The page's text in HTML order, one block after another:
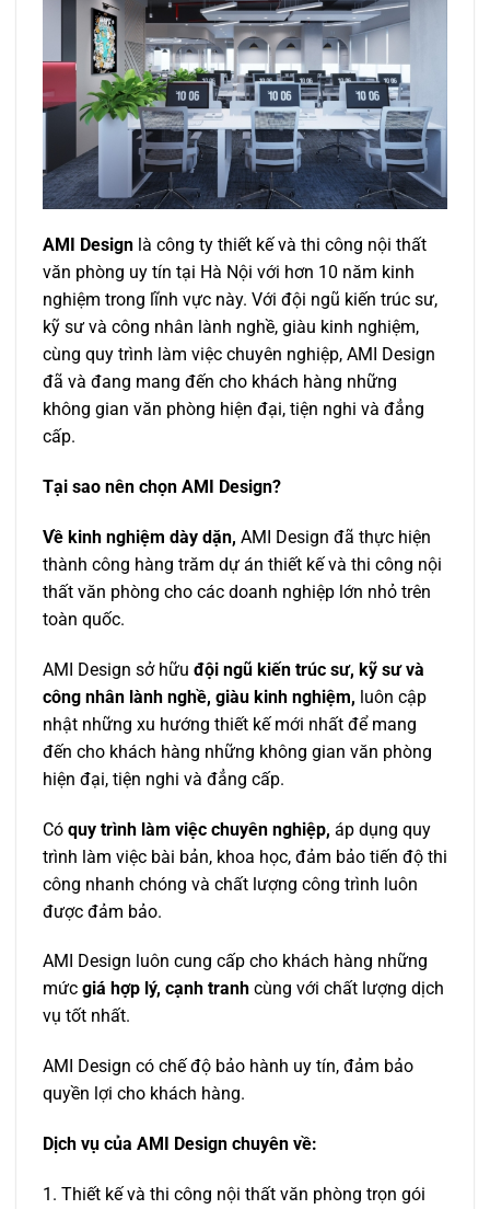
AMI Design là công ty thiết kế và thi công nội thất
văn phòng uy tín tại Hà Nội với hơn 10 năm kinh
nghiệm trong lĩnh vực này. Với đội ngũ kiến trúc sư,
kỹ sư và công nhân lành nghề, giàu kinh nghiệm,
cùng quy trình làm việc chuyên nghiệp, AMI Design
đã và đang mang đến cho khách hàng những
không gian văn phòng hiện đại, tiện nghi và đẳng
cấp.
Tại sao nên chọn AMI Design?
Về kinh nghiệm dày dặn, AMI Design đã thực hiện
thành công hàng trăm dự án thiết kế và thi công nội
thất văn phòng cho các doanh nghiệp lớn nhỏ trên
toàn quốc.
AMI Design sở hữu đội ngũ kiến trúc sư, kỹ sư và
công nhân lành nghề, giàu kinh nghiệm, luôn cập
nhật những xu hướng thiết kế mới nhất để mang
đến cho khách hàng những không gian văn phòng
hiện đại, tiện nghi và đẳng cấp.
Có quy trình làm việc chuyên nghiệp, áp dụng quy
trình làm việc bài bản, khoa học, đảm bảo tiến độ thi
công nhanh chóng và chất lượng công trình luôn
được đảm bảo.
AMI Design luôn cung cấp cho khách hàng những
mức giá hợp lý, cạnh tranh cùng với chất lượng dịch
vụ tốt nhất.
AMI Design có chế độ bảo hành uy tín, đảm bảo
quyền lợi cho khách hàng.
Dịch vụ của AMI Design chuyên về:
1. Thiết kế và thi công nội thất văn phòng trọn gói